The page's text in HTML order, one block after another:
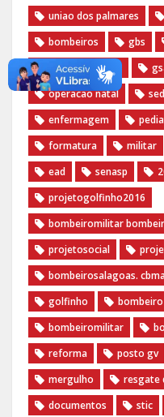
uniao dos palmares
bombeiros
gbs
operacao verao
operacao natal
enfermagem
formatura
militar
ead
senasp
projetogolfinho2016
bombeiromilitar
projetosocial
bombeirosalagoas.
golfinho
bombeiro
bombeiromilitar
reforma
posto gv
mergulho
resgate
documentos
stic